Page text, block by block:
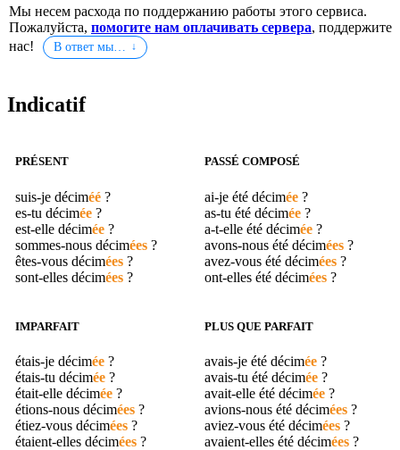
Мы несем расхода по поддержанию работы этого сервиса.
Пожалуйста, помогите нам оплачивать сервера, поддержите
нас!
В ответ мы…
Indicatif
PRÉSENT
suis-je déciméé ?
es-tu décimée ?
est-elle décimée ?
sommes-nous décimées ?
êtes-vous décimées ?
sont-elles décimées ?
PASSÉ COMPOSÉ
ai-je été décimée?
as-tu été décimée?
a-t-elle été décimée?
avons-nous été décimées?
avez-vous été décimées?
ont-elles été décimées?
IMPARFAIT
étais-je décimée ?
étais-tu décimée ?
était-elle décimée ?
étions-nous décimées ?
étiez-vous décimées ?
étaient-elles décimées ?
PLUS QUE PARFAIT
avais-je été décimée?
avais-tu été décimée?
avait-elle été décimée?
avions-nous été décimées?
aviez-vous été décimées?
avaient-elles été décimées?